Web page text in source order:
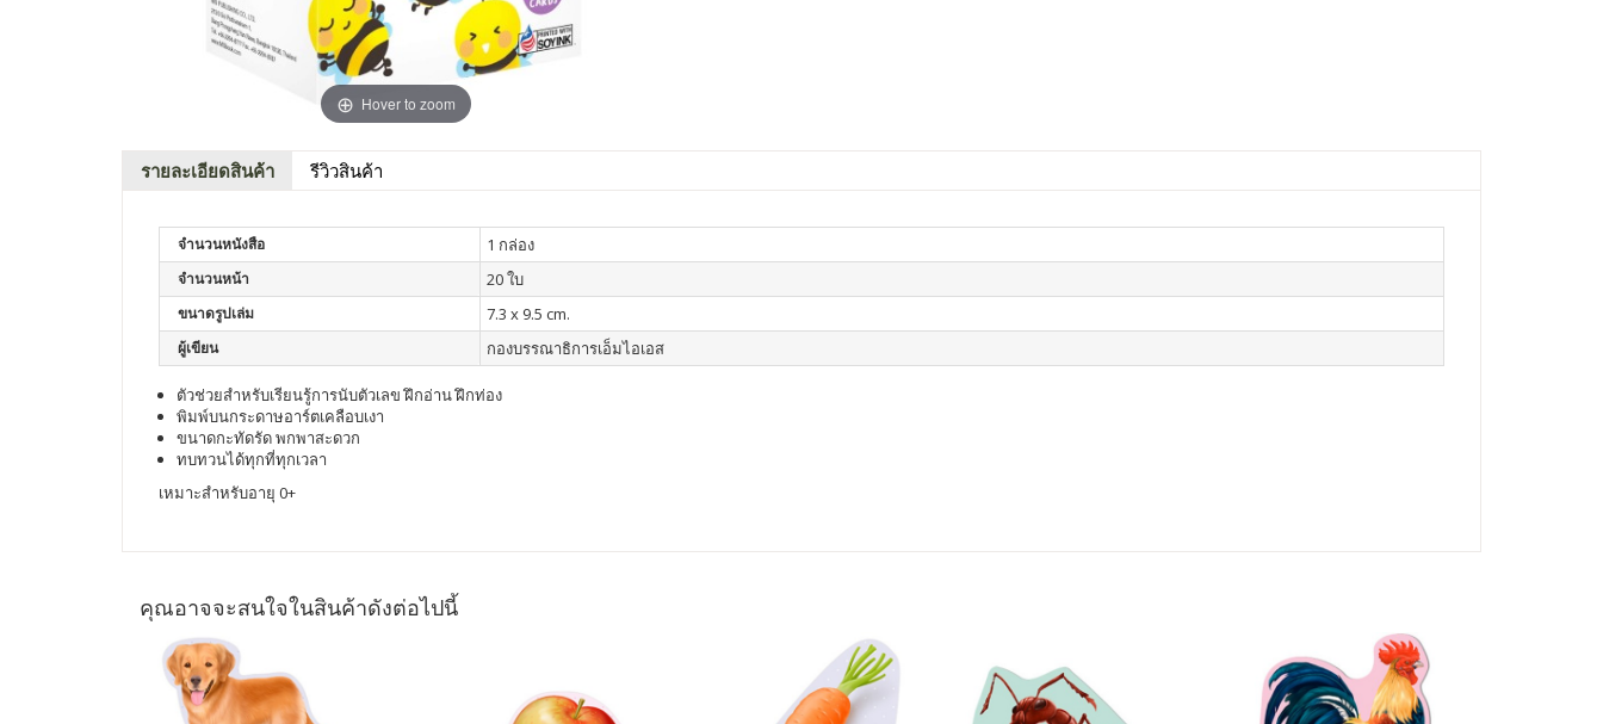
Hover to zoom
รายละเอียดสินค้า รีวิวสินค้า
จำนวนหนังสือ 1 กล่อง
จำนวนหน้า 20 ใบ
ขนาดรูปเล่ม 7.3 x 9.5 cm.
ผู้เขียน กองบรรณาธิการเอ็มไอเอส
ตัวช่วยสำหรับเรียนรู้การนับตัวเลข ฝึกอ่าน ฝึกท่อง
พิมพ์บนกระดาษอาร์ตเคลือบเงา
ขนาดกะทัดรัด พกพาสะดวก
ทบทวนได้ทุกที่ทุกเวลา
เหมาะสำหรับอายุ 0+
คุณอาจจะสนใจในสินค้าดังต่อไปนี้